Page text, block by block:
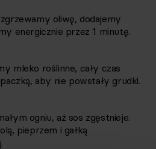
oliwę, dodajemy
energicznie przez 1 minutę.
mleko roślinne, cały czas
aby nie powstały grudki.
ogniu, aż sos zgęstnieje.
pieprzem i gałką